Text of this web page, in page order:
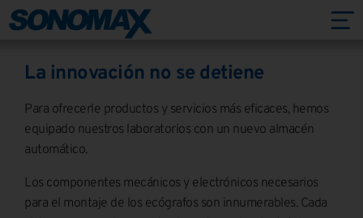
La innovación no se detiene
Para ofrecerle productos y servicios más eficaces, hemos
equipado nuestros laboratorios con un nuevo almacén
automático.
Los componentes mecánicos y electrónicos necesarios
para el montaje de los ecógrafos son innumerables. Cada